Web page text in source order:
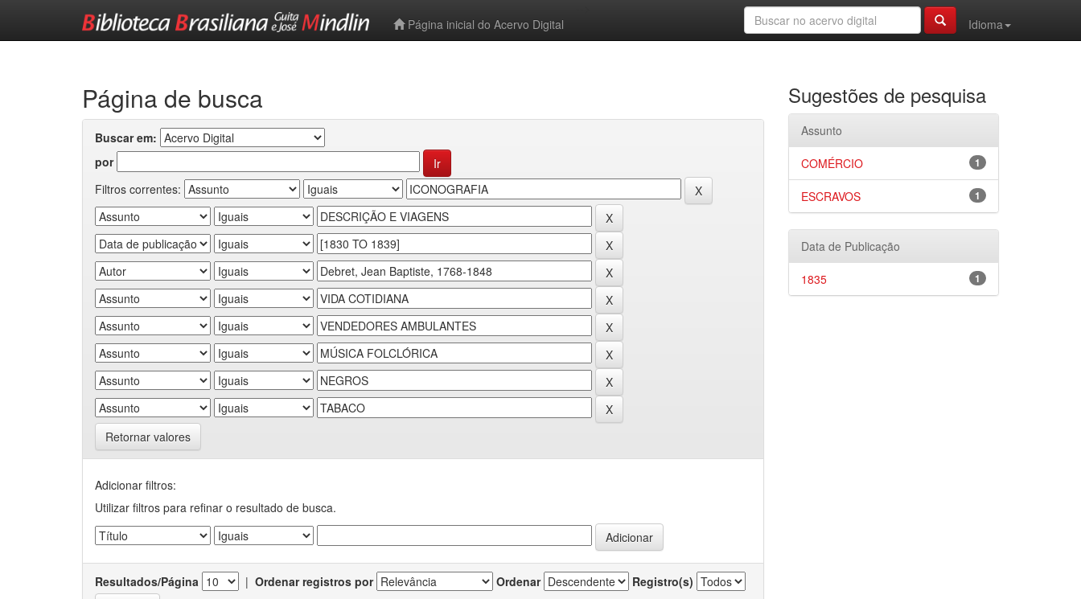
Página inicial do Acervo Digital
Idioma
Página de busca
Buscar em:
por
Filtros correntes:
Retornar valores
Adicionar filtros:
Utilizar filtros para refinar o resultado de busca.
Resultados/Página | Ordenar registros por Ordenar Registro(s)
Sugestões de pesquisa
Assunto
1
COMÉRCIO
1
ESCRAVOS
Data de Publicação
1
1835